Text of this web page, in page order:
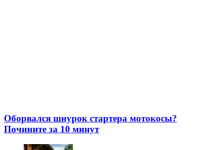
Оборвался шнурок стартера мотокосы?
Почините за 10 минут